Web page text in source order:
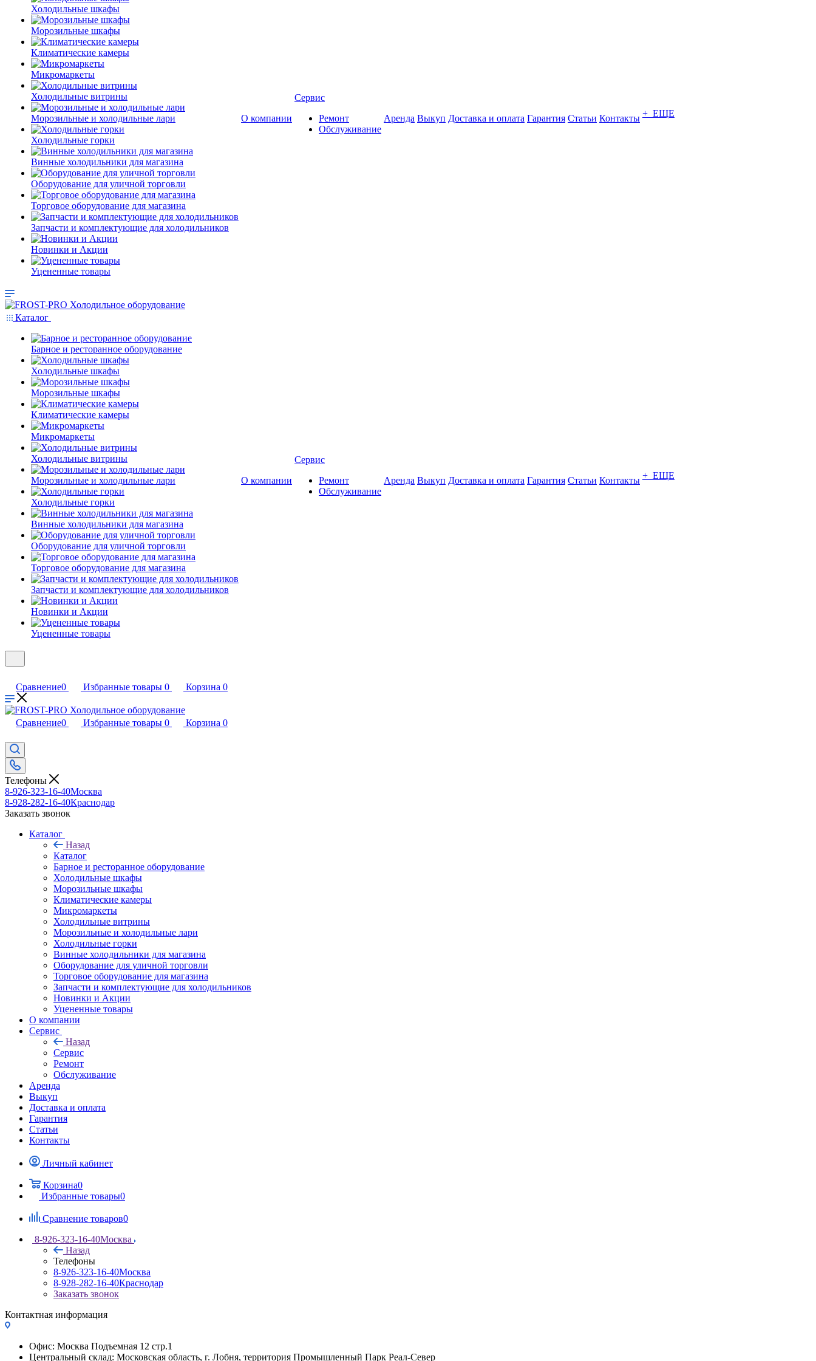
Холодильные шкафы
Морозильные шкафы
Климатические камеры
Микромаркеты
Холодильные витрины
Морозильные и холодильные лари
Холодильные горки
Винные холодильники для магазина
Оборудование для уличной торговли
Торговое оборудование для магазина
Запчасти и комплектующие для холодильников
Новинки и Акции
Уцененные товары
О компании
Сервис
Ремонт
Обслуживание
Аренда Выкуп Доставка и оплата Гарантия Статьи Контакты + ЕЩЕ
Каталог
Барное и ресторанное оборудование
Холодильные шкафы
Морозильные шкафы
Климатические камеры
Микромаркеты
Холодильные витрины
Морозильные и холодильные лари
Холодильные горки
Винные холодильники для магазина
Оборудование для уличной торговли
Торговое оборудование для магазина
Запчасти и комплектующие для холодильников
Новинки и Акции
Уцененные товары
О компании
Сервис
Ремонт
Обслуживание
Аренда Выкуп Доставка и оплата Гарантия Статьи Контакты + ЕЩЕ
Сравнение0 Избранные товары 0 Корзина 0
Сравнение0 Избранные товары 0 Корзина 0
Телефоны
8-926-323-16-40Москва
8-928-282-16-40Краснодар
Заказать звонок
Каталог
Назад
Каталог
Барное и ресторанное оборудование
Холодильные шкафы
Морозильные шкафы
Климатические камеры
Микромаркеты
Холодильные витрины
Морозильные и холодильные лари
Холодильные горки
Винные холодильники для магазина
Оборудование для уличной торговли
Торговое оборудование для магазина
Запчасти и комплектующие для холодильников
Новинки и Акции
Уцененные товары
О компании
Сервис
Назад
Сервис
Ремонт
Обслуживание
Аренда
Выкуп
Доставка и оплата
Гарантия
Статьи
Контакты
Личный кабинет
Корзина0
Избранные товары0
Сравнение товаров0
8-926-323-16-40Москва
Назад
Телефоны
8-926-323-16-40Москва
8-928-282-16-40Краснодар
Заказать звонок
Контактная информация
Офис: Москва Подъемная 12 стр.1
Центральный склад: Московская область, г. Лобня, территория Промышленный Парк Реал-Север